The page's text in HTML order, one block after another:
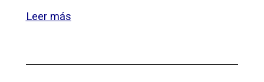
Leer más